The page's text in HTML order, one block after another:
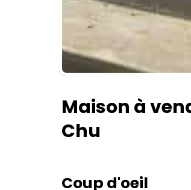
Maison à
Chu
Coup d'oeil